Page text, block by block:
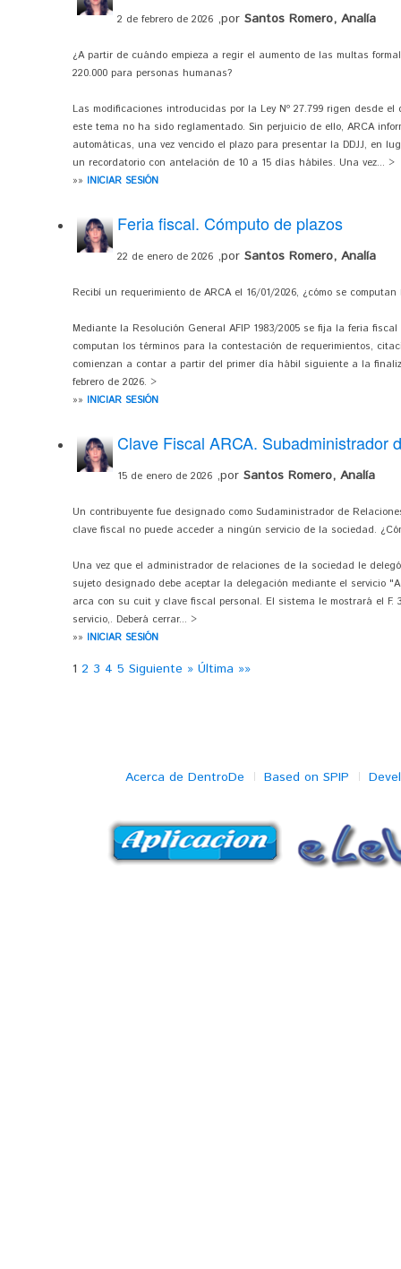
2 de febrero de 2026 ,por Santos Romero, Analía
¿A partir de cuándo empieza a regir el aumento de las multas
220.000 para personas humanas?
Las modificaciones introducidas por la Ley Nº 27.799 rigen desde
este tema no ha sido reglamentado. Sin perjuicio de ello, ARCA
automáticas, una vez vencido el plazo para presentar la DDJJ, en
un recordatorio con antelación de 10 a 15 días hábiles. Una vez... >
»» INICIAR SESIÓN
Feria fiscal. Cómputo de plazos
22 de enero de 2026 ,por Santos Romero, Analía
Recibí un requerimiento de ARCA el 16/01/2026, ¿cómo se computan
Mediante la Resolución General AFIP 1983/2005 se fija la feria
computan los términos para la contestación de requerimientos,
comienzan a contar a partir del primer día hábil siguiente a la
febrero de 2026. >
»» INICIAR SESIÓN
Clave Fiscal ARCA. Subadministrador
15 de enero de 2026 ,por Santos Romero, Analía
Un contribuyente fue designado como Sudaministrador de
clave fiscal no puede acceder a ningún servicio de la sociedad.
Una vez que el administrador de relaciones de la sociedad le
sujeto designado debe aceptar la delegación mediante el servicio
arca con su cuit y clave fiscal personal. El sistema le mostrará el F.
servicio,. Deberá cerrar... >
»» INICIAR SESIÓN
1 2 3 4 5 Siguiente » Última »»
Acerca de DentroDe Based on SPIP